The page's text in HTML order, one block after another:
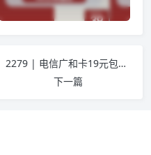
2279 | 电信广和卡19元包205G通用+30G定向+100分钟通话
下一篇